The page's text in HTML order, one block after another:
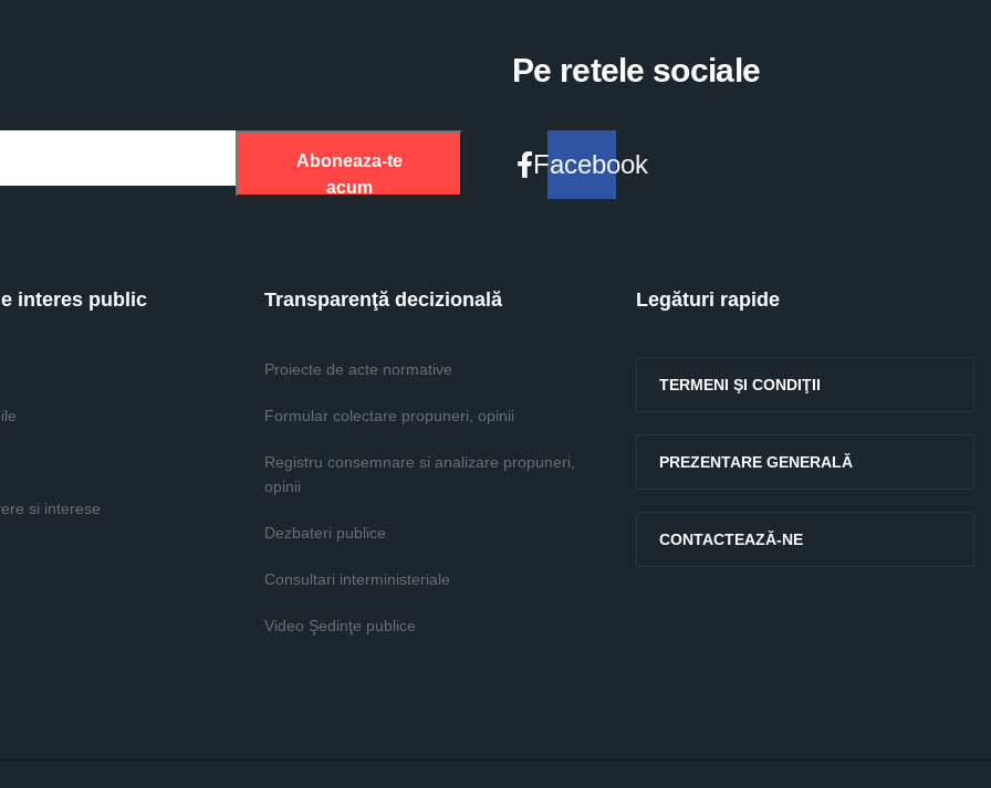
Aboneaza-te
acum
Pe retele sociale
Facebook
interes public
si interese
Transparenţă decizională
Proiecte de acte normative
Formular colectare propuneri, opinii
Registru consemnare si analizare propuneri,
opinii
Dezbateri publice
Consultari interministeriale
Video Şedinţe publice
Legături rapide
TERMENI ŞI CONDIŢII
PREZENTARE GENERALĂ
CONTACTEAZĂ-NE